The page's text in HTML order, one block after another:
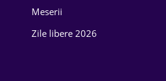
Meserii
Zile libere 2026